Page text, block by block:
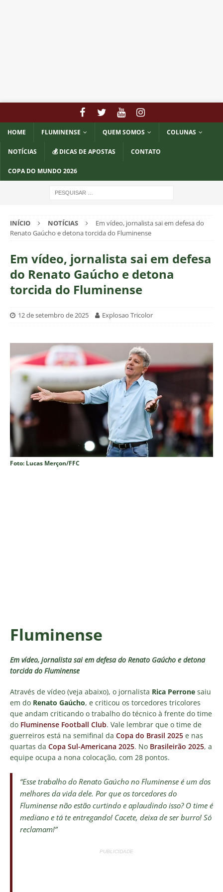
HOME FLUMINENSE QUEM SOMOS COLUNAS
NOTÍCIAS 💰 DICAS DE APOSTAS CONTATO
COPA DO MUNDO 2026
INÍCIO NOTÍCIAS
Em vídeo, jornalista sai em defesa do
Renato Gaúcho e detona torcida do Fluminense
Em vídeo, jornalista sai em defesa
do Renato Gaúcho e detona
torcida do Fluminense
12 de setembro de 2025 Explosao Tricolor
Foto: Lucas Merçon/FFC
Fluminense
Em vídeo, jornalista sai em defesa do Renato Gaúcho e detona
torcida do Fluminense
Através de vídeo (veja abaixo), o jornalista Rica Perrone saiu
em do Renato Gaúcho, e criticou os torcedores tricolores
que andam criticando o trabalho do técnico à frente do time
do Fluminense Football Club. Vale lembrar que o time de
guerreiros está na semifinal da Copa do Brasil 2025 e nas
quartas da Copa Sul-Americana 2025. No Brasileirão 2025, a
equipe ocupa a nona colocação, com 28 pontos.
“Esse trabalho do Renato Gaúcho no Fluminense é um dos
melhores da vida dele. Por que os torcedores do
Fluminense não estão curtindo e aplaudindo isso? O time é
mediano e tá te entregando! Cacete, deixa de ser burro! Só
reclamam!”
PUBLICIDADE